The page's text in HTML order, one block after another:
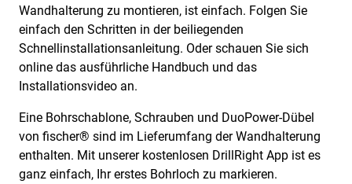
Wandhalterung zu montieren, ist einfach. Folgen Sie
einfach den Schritten in der beiliegenden
Schnellinstallationsanleitung. Oder schauen Sie sich
online das ausführliche Handbuch und das
Installationsvideo an.
Eine Bohrschablone, Schrauben und DuoPower-Dübel
von fischer® sind im Lieferumfang der Wandhalterung
enthalten. Mit unserer kostenlosen DrillRight App ist es
ganz einfach, Ihr erstes Bohrloch zu markieren.